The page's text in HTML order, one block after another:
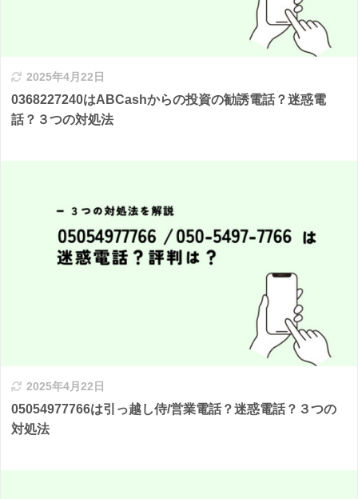
2025年4月22日
0368227240はABCashからの投資の勧誘電話？迷惑電
話？３つの対処法
2025年4月22日
05054977766は引っ越し侍/営業電話？迷惑電話？３つの
対処法